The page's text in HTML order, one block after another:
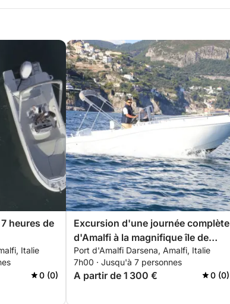
heures de
Italie
0 (0)
Excursion d'une journée complète
d'Amalfi à la magnifique île de
Capri
Port d'Amalfi Darsena, Amalfi, Italie
7h00 · Jusqu'à 7 personnes
A partir de 1 300 € 0 (0)